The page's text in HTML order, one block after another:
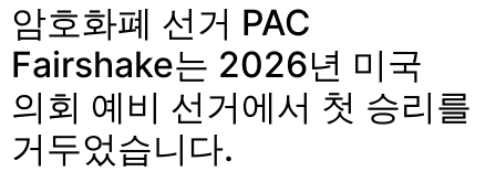
암호화폐 선거 PAC
Fairshake는 2026년 미국
의회 예비 선거에서 첫 승리를
거두었습니다.